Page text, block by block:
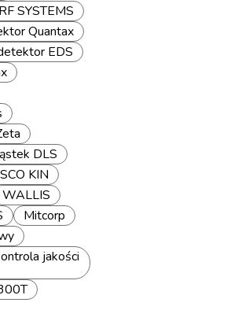
SYSTEMS
Quantax
EDS
DLS
KIN
WALLIS
Mitcorp
jakości